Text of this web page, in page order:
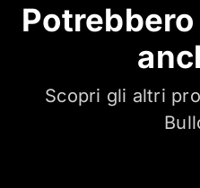
Scopri gli altri